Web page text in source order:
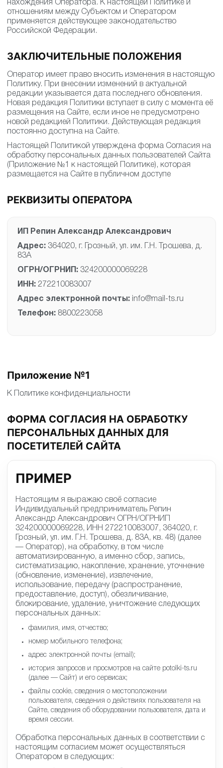
нахождения Оператора. К настоящей Политике и
отношениям между Субъектом и Оператором
применяется действующее законодательство
Российской Федерации.
ЗАКЛЮЧИТЕЛЬНЫЕ ПОЛОЖЕНИЯ
Оператор имеет право вносить изменения в настоящую
Политику. При внесении изменений в актуальной
редакции указывается дата последнего обновления.
Новая редакция Политики вступает в силу с момента её
размещения на Сайте, если иное не предусмотрено
новой редакцией Политики. Действующая редакция
постоянно доступна на Сайте.
Настоящей Политикой утверждена форма Согласия на
обработку персональных данных пользователей Сайта
(Приложение №1 к настоящей Политике), которая
размещается на Сайте в публичном доступе
РЕКВИЗИТЫ ОПЕРАТОРА
ИП Репин Александр Александрович
Адрес: 364020, г. Грозный, ул. им. Г.Н. Трошева, д.
83А
ОГРН/ОГРНИП: 324200000069228
ИНН: 272210083007
Адрес электронной почты: info@mail-ts.ru
Телефон: 8800223058
Приложение №1
К Политике конфиденциальности
ФОРМА СОГЛАСИЯ НА ОБРАБОТКУ
ПЕРСОНАЛЬНЫХ ДАННЫХ ДЛЯ
ПОСЕТИТЕЛЕЙ САЙТА
ПРИМЕР
Настоящим я выражаю своё согласие
Индивидуальный предприниматель Репин
Александр Александрович ОГРН/ОГРНИП
324200000069228, ИНН 272210083007, 364020, г.
Грозный, ул. им. Г.Н. Трошева, д. 83А, кв. 48) (далее
— Оператор), на обработку, в том числе
автоматизированную, а именно сбор, запись,
систематизацию, накопление, хранение, уточнение
(обновление, изменение), извлечение,
использование, передачу (распространение,
предоставление, доступ), обезличивание,
блокирование, удаление, уничтожение следующих
персональных данных:
фамилия, имя, отчество;
номер мобильного телефона;
адрес электронной почты (email);
история запросов и просмотров на сайте potolki-ts.ru
(далее — Сайт) и его сервисах;
файлы cookie, сведения о местоположении
пользователя, сведения о действиях пользователя на
Сайте, сведения об оборудовании пользователя, дата и
время сессии.
Обработка персональных данных в соответствии с
настоящим согласием может осуществляться
Оператором в следующих: